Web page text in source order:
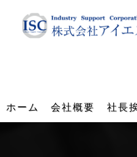
ホーム 会社概要 社長